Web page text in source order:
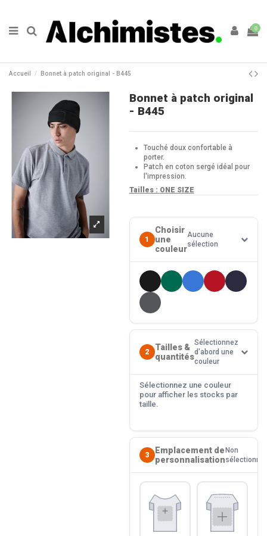
0
Accueil Bonnet à patch original - B445
Bonnet à patch original
- B445
Touché doux confortable à
porter.
Patch en coton sergé idéal pour
l'impression.
Tailles : ONE SIZE
1
Choisir
une
couleur
Aucune
sélection
2
Tailles &
quantités
Sélectionnez
d'abord une
couleur
Sélectionnez une couleur
pour afficher les stocks par
taille.
3
Emplacement de
personnalisation
Non
sélectionné